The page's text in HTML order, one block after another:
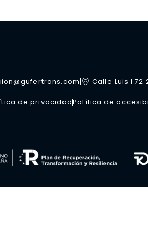
Calle Luis I 72
de privacidadPolítica de